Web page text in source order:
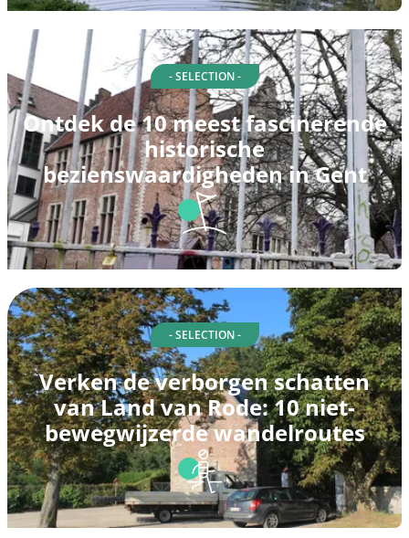
- SELECTION -
Ontdek de 10 meest fascinerende
historische
bezienswaardigheden in Gent
- SELECTION -
Verken de verborgen schatten
van Land van Rode: 10 niet-
bewegwijzerde wandelroutes